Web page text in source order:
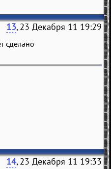
13, 23 Декабря 11 19:29
сделано
14, 23 Декабря 11 19:33